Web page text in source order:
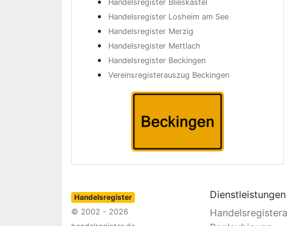
Handelsregister Blieskastel
Handelsregister Losheim am See
Handelsregister Merzig
Handelsregister Mettlach
Handelsregister Beckingen
Vereinsregisterauszug Beckingen
Handelsregister
© 2002 - 2026
Dienstleistungen